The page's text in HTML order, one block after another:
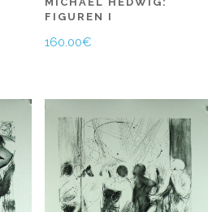
FIGUREN I
160.00€